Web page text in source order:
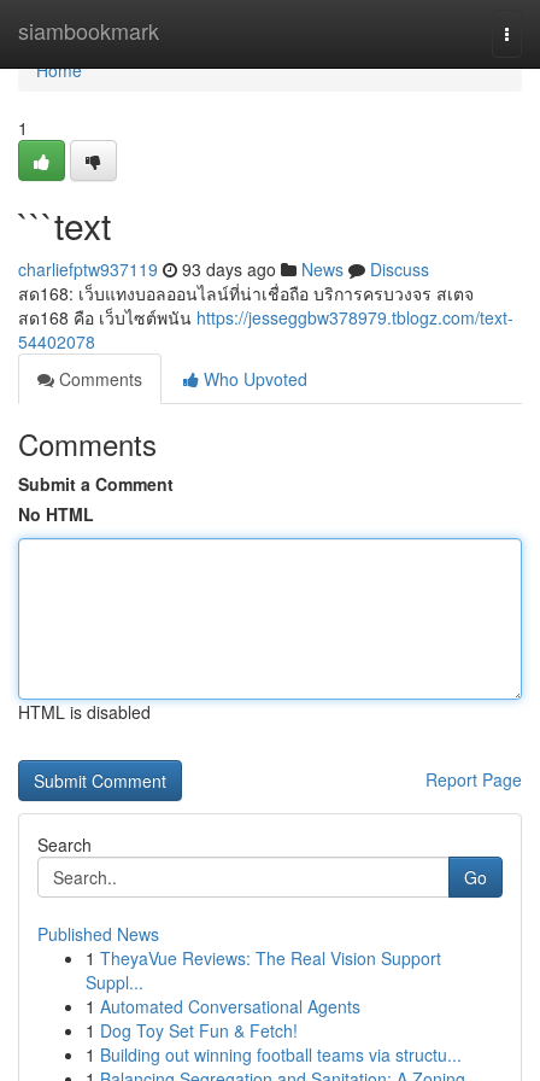
siambookmark
Home
Home
1
```text
charliefptw937119 93 days ago News
Discuss
สด168: เว็บแทงบอลออนไลน์ที่น่าเชื่อถือ บริการครบวงจร สเตจ
สด168 คือ เว็บไซต์พนัน https://jesseggbw378979.tblogz.com/text-
54402078
Comments
Who Upvoted
Comments
Submit a Comment
No HTML
HTML is disabled
Report Page
Search
Go
Published News
1 TheyaVue Reviews: The Real Vision Support
Suppl...
1 Automated Conversational Agents
1 Dog Toy Set Fun & Fetch!
1 Building out winning football teams via structu...